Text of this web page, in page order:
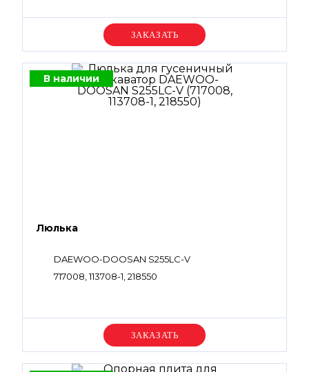
Уточняйте цену
В наличии
Люлька
DAEWOO-DOOSAN S255LC-V
717008, 113708-1, 218550
Уточняйте цену